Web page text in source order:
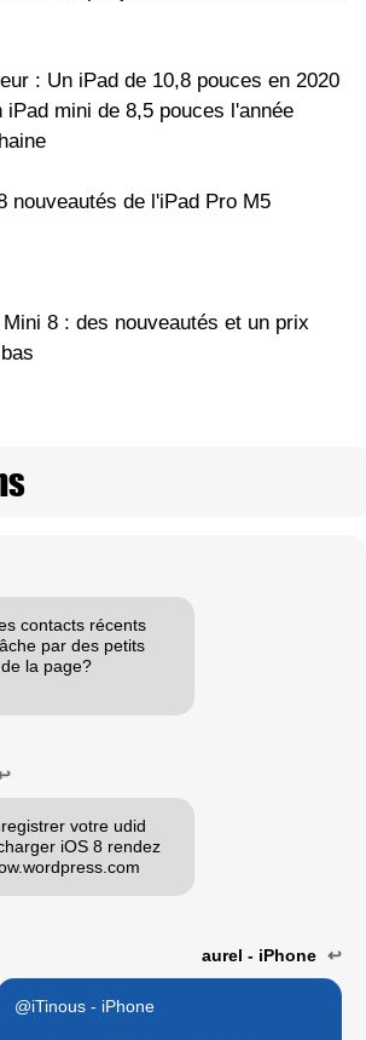
: Un iPad de 10,8 pouces en 2020
iPad mini de 8,5 pouces l'année
nouveautés de l'iPad Pro M5
Mini 8 : des nouveautés et un prix
contacts récents
par des petits
la page?
votre udid
iOS 8 rendez
aurel - iPhone ↩
@iTinous - iPhone